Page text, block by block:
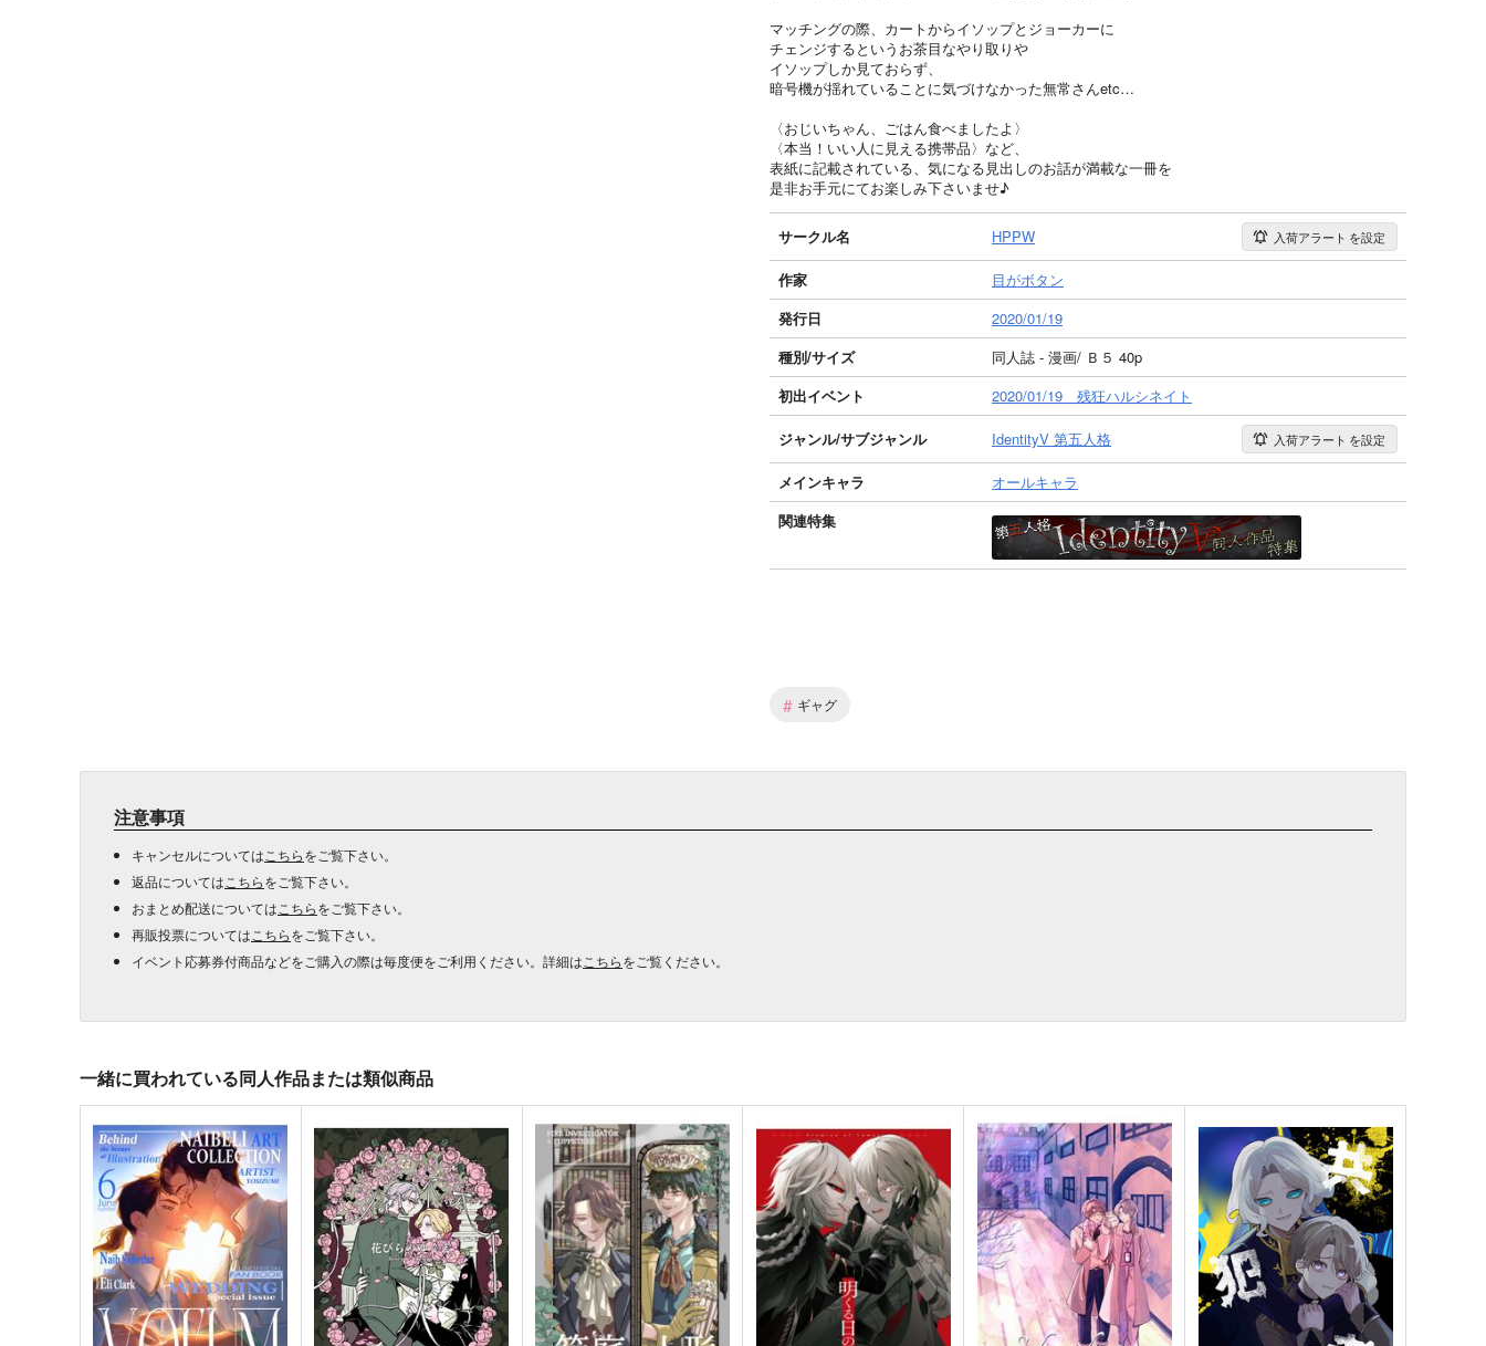
マッチングの際、カートからイソップとジョーカーに
チェンジするというお茶目なやり取りや
イソップしか見ておらず、
暗号機が揺れていることに気づけなかった無常さんetc…
〈おじいちゃん、ごはん食べましたよ〉
〈本当！いい人に見える携帯品〉など、
表紙に記載されている、気になる見出しのお話が満載な一冊を
是非お手元にてお楽しみ下さいませ♪
サークル名 HPPW 入荷アラート を設定
作家
目がボタン
発行日
2020/01/19
種別/サイズ
同人誌 - 漫画/ Ｂ５ 40p
初出イベント
2020/01/19 残狂ハルシネイト
ジャンル/サブジャンル IdentityV 第五人格 入荷アラート を設定
メインキャラ
オールキャラ
関連特集
# ギャグ
注意事項
キャンセルについては こちらをご覧下さい。
返品については こちらをご覧下さい。
おまとめ配送については こちらをご覧下さい。
再販投票については こちらをご覧下さい。
イベント応募券付商品などをご購入の際は毎度便をご利用ください。詳細は こちらをご覧ください。
一緒に買われている同人作品または類似商品